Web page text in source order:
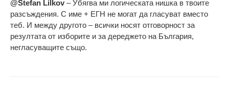
@Stefan Lilkov – Убягва ми логическата нишка в твоите
разсъждения. С име + ЕГН не могат да гласуват вместо
теб. И между другото – всички носят отговорност за
резултата от изборите и за дереджето на България,
негласуващите също.